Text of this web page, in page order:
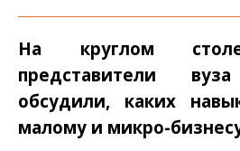
На круглом
представители
обсудили, каких
малому и микро-